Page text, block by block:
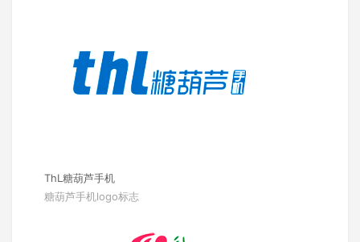
ThL糖葫芦手机
糖葫芦手机logo标志